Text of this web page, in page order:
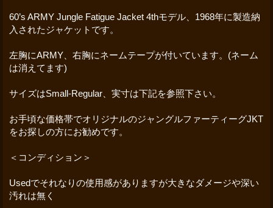
60’s ARMY Jungle Fatigue Jacket 4thモデル、1968年に製造納
入されたジャケットです。
左胸にARMY、右胸にネームテープが付いています。(ネーム
は消えてます)
サイズはSmall-Regular、実寸は下記を参照下さい。
お手頃な価格帯でオリジナルのジャングルファーティーグJKT
をお探しの方にお勧めです。
＜コンディション＞
Usedでそれなりの使用感がありますが大きなダメージや深い
汚れは無く